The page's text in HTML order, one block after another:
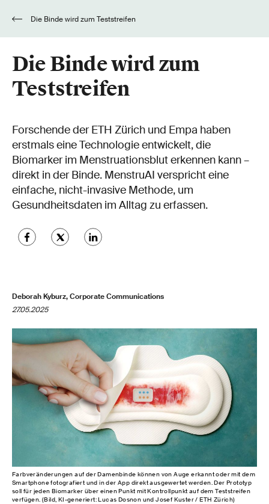
Die Binde wird zum Teststreifen
Die Binde wird zum
Teststreifen
Forschende der ETH Zürich und Empa haben
erstmals eine Technologie entwickelt, die
Biomarker im Menstruationsblut erkennen kann –
direkt in der Binde. MenstruAI verspricht eine
einfache, nicht-invasive Methode, um
Gesundheitsdaten im Alltag zu erfassen.
Deborah Kyburz, Corporate Communications
27.05.2025
Farbveränderungen auf der Damenbinde können von Auge erkannt oder mit dem
Smartphone fotografiert und in der App direkt ausgewertet werden. Der Prototyp
soll für jeden Biomarker über einen Punkt mit Kontrollpunkt auf dem Teststreifen
verfügen. (Bild, KI-generiert: Lucas Dosnon und Josef Kuster / ETH Zürich)